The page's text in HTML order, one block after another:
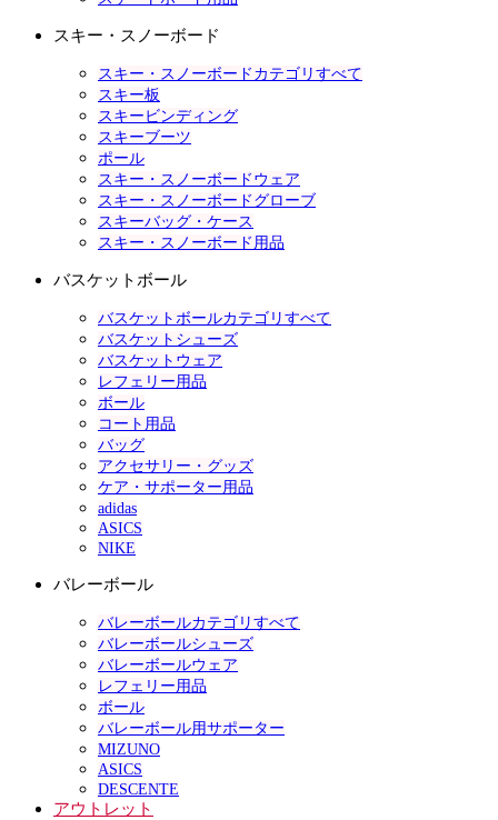
スキー・スノーボード
スキー・スノーボードカテゴリすべて
スキー板
スキービンディング
スキーブーツ
ポール
スキー・スノーボードウェア
スキー・スノーボードグローブ
スキーバッグ・ケース
スキー・スノーボード用品
バスケットボール
バスケットボールカテゴリすべて
バスケットシューズ
バスケットウェア
レフェリー用品
ボール
コート用品
バッグ
アクセサリー・グッズ
ケア・サポーター用品
adidas
ASICS
NIKE
バレーボール
バレーボールカテゴリすべて
バレーボールシューズ
バレーボールウェア
レフェリー用品
ボール
バレーボール用サポーター
MIZUNO
ASICS
DESCENTE
アウトレット